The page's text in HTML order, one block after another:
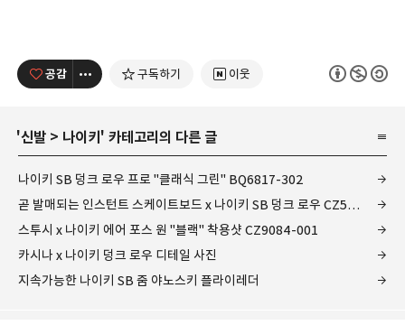
공감 구독하기 이웃
'신발 > 나이키' 카테고리의 다른 글
나이키 SB 덩크 로우 프로 "클래식 그린" BQ6817-302
곧 발매되는 인스턴트 스케이트보드 x 나이키 SB 덩크 로우 CZ5128-400
스투시 x 나이키 에어 포스 원 "블랙" 착용샷 CZ9084-001
카시나 x 나이키 덩크 로우 디테일 사진
지속가능한 나이키 SB 줌 야노스키 플라이레더